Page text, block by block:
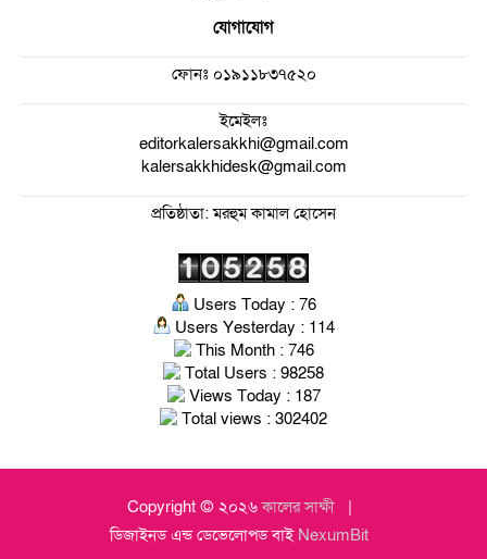
যোগাযোগ
ফোনঃ০১৯১১৮৩৭৫২০
ইমেইলঃ
editorkalersakkhi@gmail.com
kalersakkhidesk@gmail.com
প্রতিষ্ঠাতা: মরহুম কামাল হোসেন
Users Today : 76
Users Yesterday : 114
This Month : 746
Total Users : 98258
Views Today : 187
Total views : 302402
Copyright © ২০২৬কালের সাক্ষী
ডিজাইনড এন্ড ডেভেলোপড বাই NexumBit